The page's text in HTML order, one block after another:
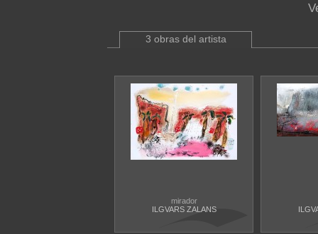
3 obras del artista
mirador
ILGVARS ZALANS